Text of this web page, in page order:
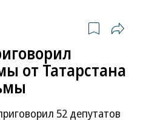
от Татарстана
52 депутатов